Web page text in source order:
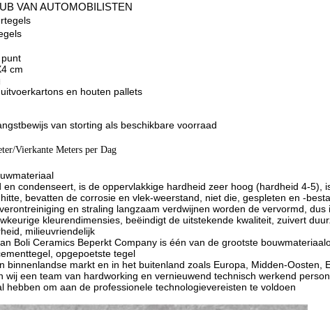
VAN AUTOMOBILISTEN
cm
en houten pallets
van storting als beschikbare voorraad
Vierkante Meters per Dag
condenseert, is de oppervlakkige hardheid zeer hoog (hardheid 4-5),
bevatten de corrosie en vlek-weerstand, niet die, gespleten en -
en straling langzaam verdwijnen worden de vervormd,
kleurendimensies, beëindigt de uitstekende kwaliteit, zuivert
milieuvriendelijk
Boli Ceramics Beperkt Company is één van de grootste
opgepoetste tegel
binnenlandse markt en in het buitenland zoals Europa, Midden-Oosten,
wij een team van hardworking en vernieuwend technisch werkend
hebben om aan de professionele technologievereisten te voldoen